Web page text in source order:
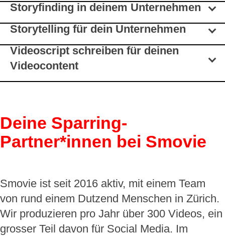
Storyfinding in deinem Unternehmen
Storytelling für dein Unternehmen
Videoscript schreiben für deinen
Videocontent
Deine Sparring-
Partner*innen bei Smovie
Smovie ist seit 2016 aktiv, mit einem Team
von rund einem Dutzend Menschen in Zürich.
Wir produzieren pro Jahr über 300 Videos, ein
grosser Teil davon für Social Media. Im